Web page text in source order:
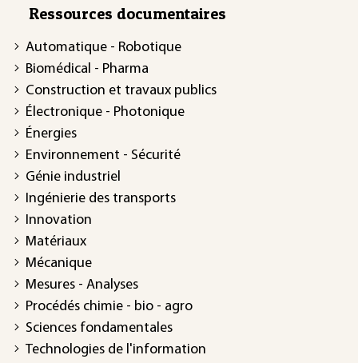
Ressources documentaires
Automatique - Robotique
Biomédical - Pharma
Construction et travaux publics
Électronique - Photonique
Énergies
Environnement - Sécurité
Génie industriel
Ingénierie des transports
Innovation
Matériaux
Mécanique
Mesures - Analyses
Procédés chimie - bio - agro
Sciences fondamentales
Technologies de l'information